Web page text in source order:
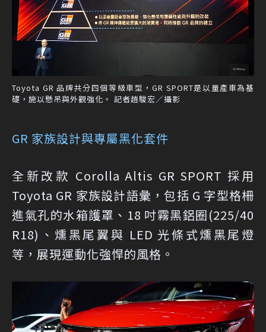
Toyota GR 品牌共分四個等級車型，GR SPORT是以量產車為基
礎，施以懸吊與外觀強化。 記者趙駿宏／攝影
GR 家族設計與專屬黑化套件
全新改款 Corolla Altis GR SPORT 採用
Toyota GR 家族設計語彙，包括 G 字型格柵
進氣孔的水箱護罩、18 吋霧黑鋁圈(225/40
R18)、燻黑尾翼與 LED 光條式燻黑尾燈
等，展現運動化強悍的風格。